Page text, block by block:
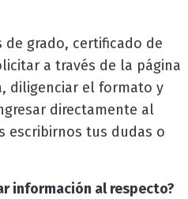
grado, certificado de
a través de la página
diligenciar el formato y
directamente al
escribirnos tus dudas o
información al respecto?